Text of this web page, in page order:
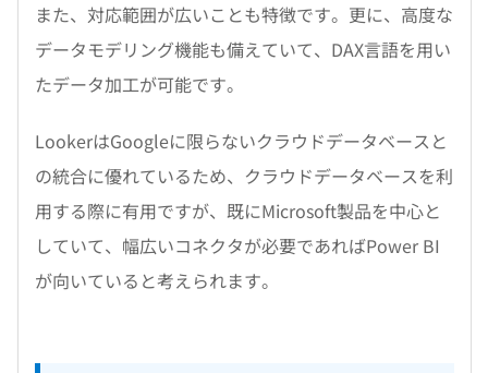
また、対応範囲が広いことも特徴です。更に、高度な
データモデリング機能も備えていて、DAX言語を用い
たデータ加工が可能です。
LookerはGoogleに限らないクラウドデータベースと
の統合に優れているため、クラウドデータベースを利
用する際に有用ですが、既にMicrosoft製品を中心と
していて、幅広いコネクタが必要であればPower BI
が向いていると考えられます。